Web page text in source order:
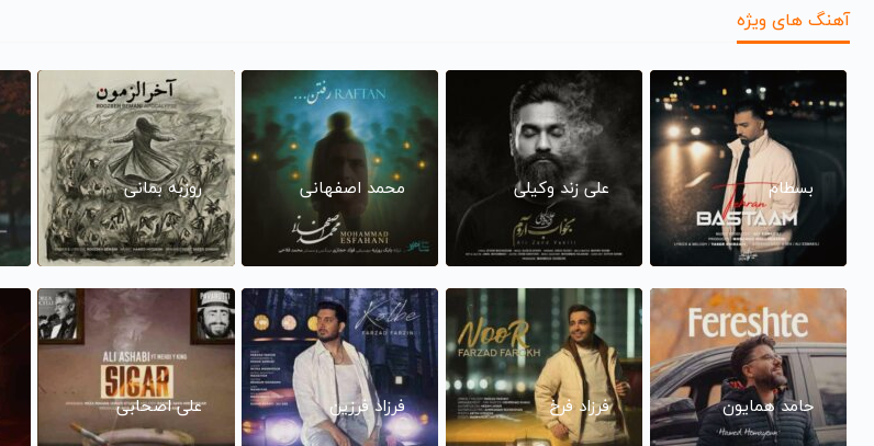
آهنگ های ویژه
بسطام علی زند وکیلی محمد اصفهانی روزبه بمانی
حامد همایون فرزاد فرخ فرزاد فرزین علی اصحابی